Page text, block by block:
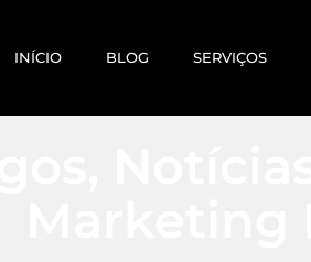
INÍCIO BLOG SERVIÇOS